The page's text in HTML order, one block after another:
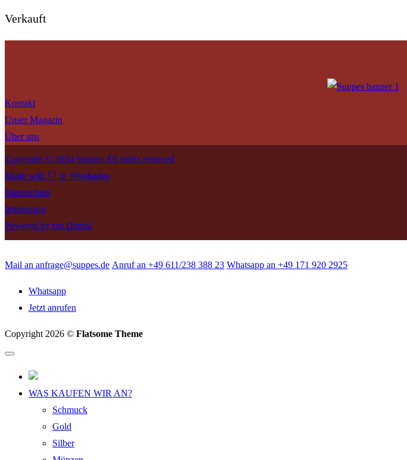
Verkauft
Kontakt
Unser Magazin
Über uns
Copyright © 2024 Suppes All rights reserved
Made with 🤍 in Wiesbaden
Datenschutz
Impressum
Powered by tzn Digital
Mail an anfrage@suppes.de Anruf an +49 611/238 388 23 Whatsapp an +49 171 920 2925
Whatsapp
Jetzt anrufen
Copyright 2026 © Flatsome Theme
WAS KAUFEN WIR AN?
Schmuck
Gold
Silber